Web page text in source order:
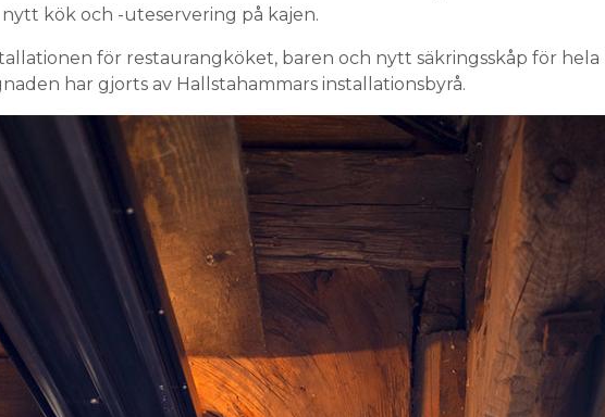
kök och -uteservering på kajen.
för restaurangköket, baren och nytt säkringsskåp för hela
har gjorts av Hallstahammars installationsbyrå.